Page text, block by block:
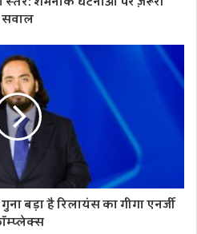
सवाल
बड़ा है रिलायंस का गीगा एनर्जी